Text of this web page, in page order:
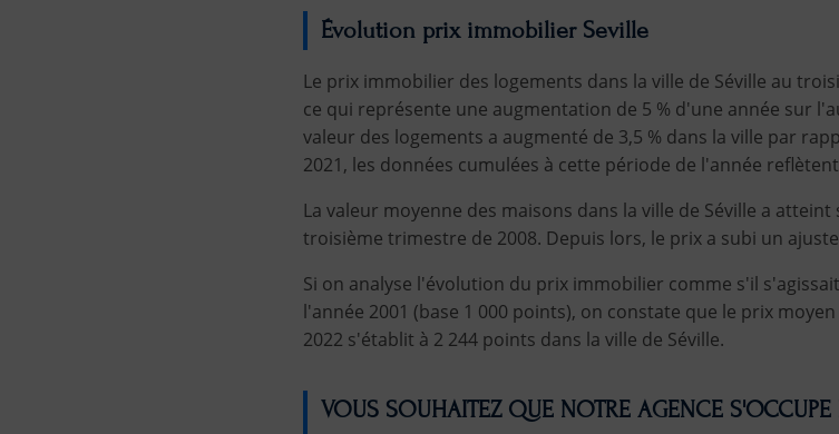
Évolution prix immobilier Seville
Le prix immobilier des logements dans la ville de Séville au
ce qui représente une augmentation de 5 % d'une année sur
valeur des logements a augmenté de 3,5 % dans la ville par
2021, les données cumulées à cette période de l'année
La valeur moyenne des maisons dans la ville de Séville a
troisième trimestre de 2008. Depuis lors, le prix a subi un
Si on analyse l'évolution du prix immobilier comme s'il
l'année 2001 (base 1 000 points), on constate que le prix
2022 s'établit à 2 244 points dans la ville de Séville.
VOUS SOUHAITEZ QUE NOTRE AGENCE S'OCCUPE